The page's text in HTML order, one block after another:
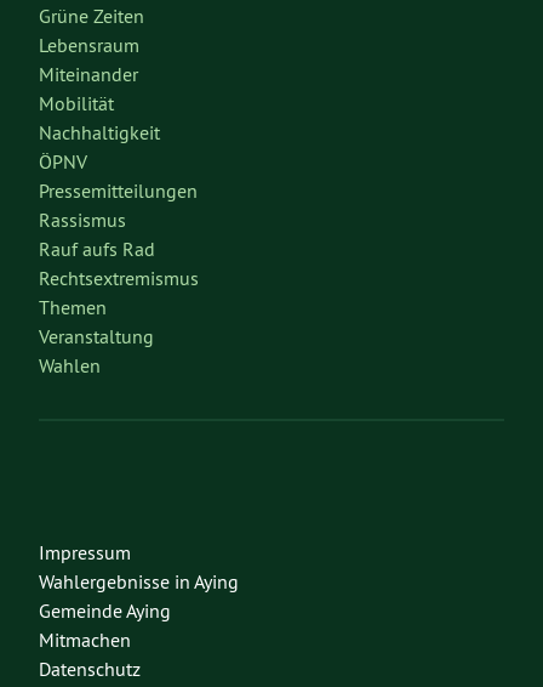
Grüne Zeiten
Lebensraum
Miteinander
Mobilität
Nachhaltigkeit
ÖPNV
Pressemitteilungen
Rassismus
Rauf aufs Rad
Rechtsextremismus
Themen
Veranstaltung
Wahlen
Impressum
Wahlergebnisse in Aying
Gemeinde Aying
Mitmachen
Datenschutz